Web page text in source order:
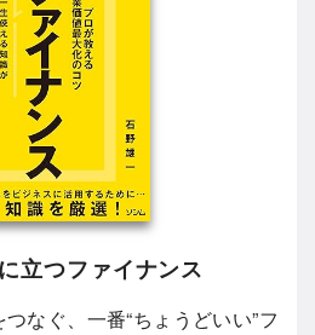
立つファイナンス
なぐ、一番“ちょうどいい”フ